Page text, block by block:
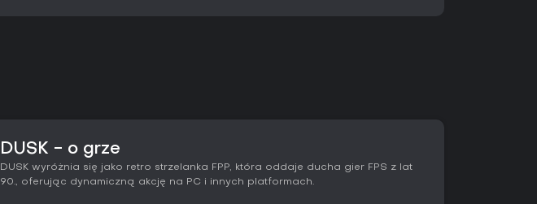
DUSK - o grze
DUSK wyróżnia się jako retro strzelanka FPP, która oddaje ducha gier FPS z lat
90., oferując dynamiczną akcję na PC i innych platformach.